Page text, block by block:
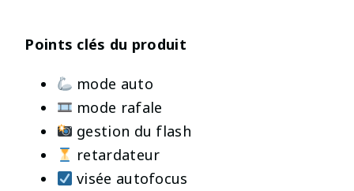
Points clés du produit
mode auto
mode rafale
gestion du flash
retardateur
visée autofocus